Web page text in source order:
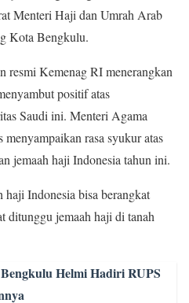
Menteri Haji dan Umrah Arab
Kota Bengkulu.
resmi Kemenag RI menerangkan
positif atas
Saudi ini. Menteri Agama
rasa syukur atas
jemaah haji Indonesia tahun ini.
Indonesia bisa berangkat
ditunggu jemaah haji di tanah
Helmi Hadiri RUPS